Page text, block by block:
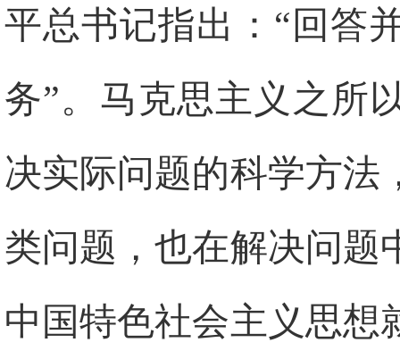
平总书记指出：“回答
务”。马克思主义之所
决实际问题的科学方法
类问题，也在解决问题
中国特色社会主义思想